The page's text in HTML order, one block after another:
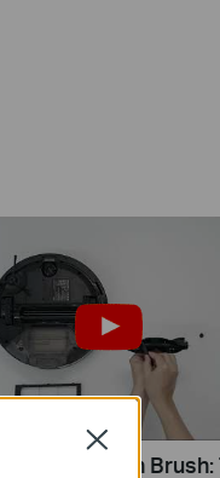
the Main Brush:
Close